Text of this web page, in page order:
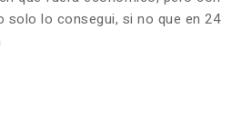
solo lo consegui, si no que en 24